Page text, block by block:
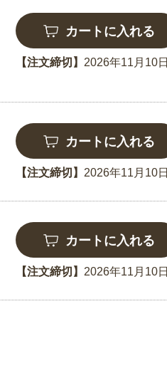
カートに入れる
【注文締切】 2026年11月10日
カートに入れる
【注文締切】 2026年11月10日
カートに入れる
【注文締切】 2026年11月10日